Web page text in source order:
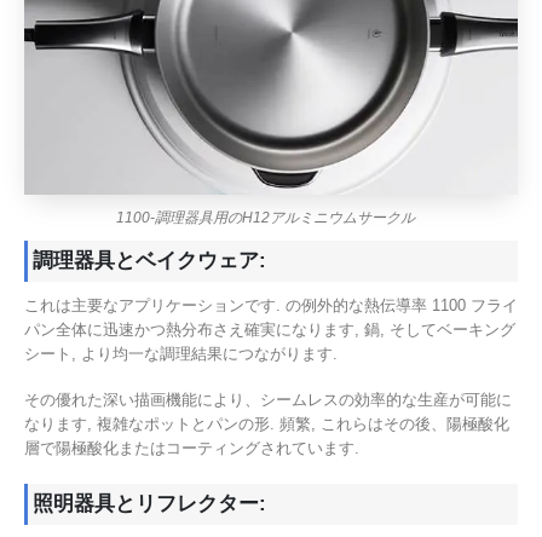
1100-調理器具用のH12アルミニウムサークル
調理器具とベイクウェア:
これは主要なアプリケーションです. の例外的な熱伝導率 1100 フライ
パン全体に迅速かつ熱分布さえ確実になります, 鍋, そしてベーキング
シート, より均一な調理結果につながります.
その優れた深い描画機能により、シームレスの効率的な生産が可能に
なります, 複雑なポットとパンの形. 頻繁, これらはその後、陽極酸化
層で陽極酸化またはコーティングされています.
照明器具とリフレクター: